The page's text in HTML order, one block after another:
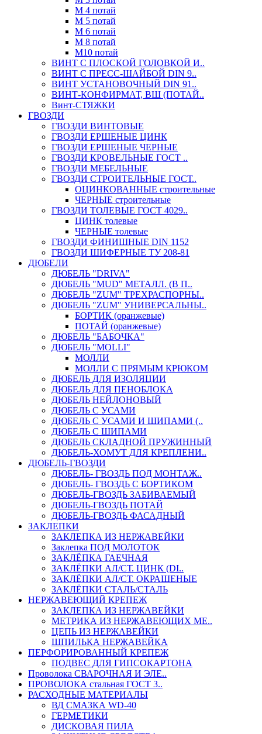
М 4 потай
М 5 потай
М 6 потай
М 8 потай
М10 потай
ВИНТ С ПЛОСКОЙ ГОЛОВКОЙ И..
ВИНТ С ПРЕСС-ШАЙБОЙ DIN 9..
ВИНТ УСТАНОВОЧНЫЙ DIN 91..
ВИНТ-КОНФИРМАТ, ВШ (ПОТАЙ..
Винт-СТЯЖКИ
ГВОЗДИ
ГВОЗДИ ВИНТОВЫЕ
ГВОЗДИ ЕРШЕНЫЕ ЦИНК
ГВОЗДИ ЕРШЕНЫЕ ЧЕРНЫЕ
ГВОЗДИ КРОВЕЛЬНЫЕ ГОСТ ..
ГВОЗДИ МЕБЕЛЬНЫЕ
ГВОЗДИ СТРОИТЕЛЬНЫЕ ГОСТ..
ОЦИНКОВАННЫЕ строительные
ЧЕРНЫЕ строительные
ГВОЗДИ ТОЛЕВЫЕ ГОСТ 4029..
ЦИНК толевые
ЧЕРНЫЕ толевые
ГВОЗДИ ФИНИШНЫЕ DIN 1152
ГВОЗДИ ШИФЕРНЫЕ ТУ 208-81
ДЮБЕЛИ
ДЮБЕЛЬ "DRIVA"
ДЮБЕЛЬ "MUD" МЕТАЛЛ. (В П..
ДЮБЕЛЬ "ZUM" ТРЕХРАСПОРНЫ..
ДЮБЕЛЬ "ZUM" УНИВЕРСАЛЬНЫ..
БОРТИК (оранжевые)
ПОТАЙ (оранжевые)
ДЮБЕЛЬ "БАБОЧКА"
ДЮБЕЛЬ "МOLLI"
МОЛЛИ
МОЛЛИ С ПРЯМЫМ КРЮКОМ
ДЮБЕЛЬ ДЛЯ ИЗОЛЯЦИИ
ДЮБЕЛЬ ДЛЯ ПЕНОБЛОКА
ДЮБЕЛЬ НЕЙЛОНОВЫЙ
ДЮБЕЛЬ С УСАМИ
ДЮБЕЛЬ С УСАМИ И ШИПАМИ (..
ДЮБЕЛЬ С ШИПАМИ
ДЮБЕЛЬ СКЛАДНОЙ ПРУЖИННЫЙ
ДЮБЕЛЬ-ХОМУТ ДЛЯ КРЕПЛЕНИ..
ДЮБЕЛЬ-ГВОЗДИ
ДЮБЕЛЬ- ГВОЗДЬ ПОД МОНТАЖ..
ДЮБЕЛЬ- ГВОЗДЬ С БОРТИКОМ
ДЮБЕЛЬ-ГВОЗДЬ ЗАБИВАЕМЫЙ
ДЮБЕЛЬ-ГВОЗДЬ ПОТАЙ
ДЮБЕЛЬ-ГВОЗДЬ ФАСАДНЫЙ
ЗАКЛЕПКИ
ЗАКЛЕПКА ИЗ НЕРЖАВЕЙКИ
Заклепка ПОД МОЛОТОК
ЗАКЛЁПКА ГАЕЧНАЯ
ЗАКЛЁПКИ АЛ/СТ. ЦИНК (DI..
ЗАКЛЁПКИ АЛ/СТ. ОКРАШЕНЫЕ
ЗАКЛЁПКИ СТАЛЬ/СТАЛЬ
НЕРЖАВЕЮЩИЙ КРЕПЕЖ
ЗАКЛЕПКА ИЗ НЕРЖАВЕЙКИ
МЕТРИКА ИЗ НЕРЖАВЕЮЩИХ МЕ..
ЦЕПЬ ИЗ НЕРЖАВЕЙКИ
ШПИЛЬКА НЕРЖАВЕЙКА
ПЕРФОРИРОВАННЫЙ КРЕПЕЖ
ПОДВЕС ДЛЯ ГИПСОКАРТОНА
Проволока СВАРОЧНАЯ И ЭЛЕ..
ПРОВОЛОКА стальная ГОСТ 3..
РАСХОДНЫЕ МАТЕРИАЛЫ
ВД СМАЗКА WD-40
ГЕРМЕТИКИ
ДИСКОВАЯ ПИЛА